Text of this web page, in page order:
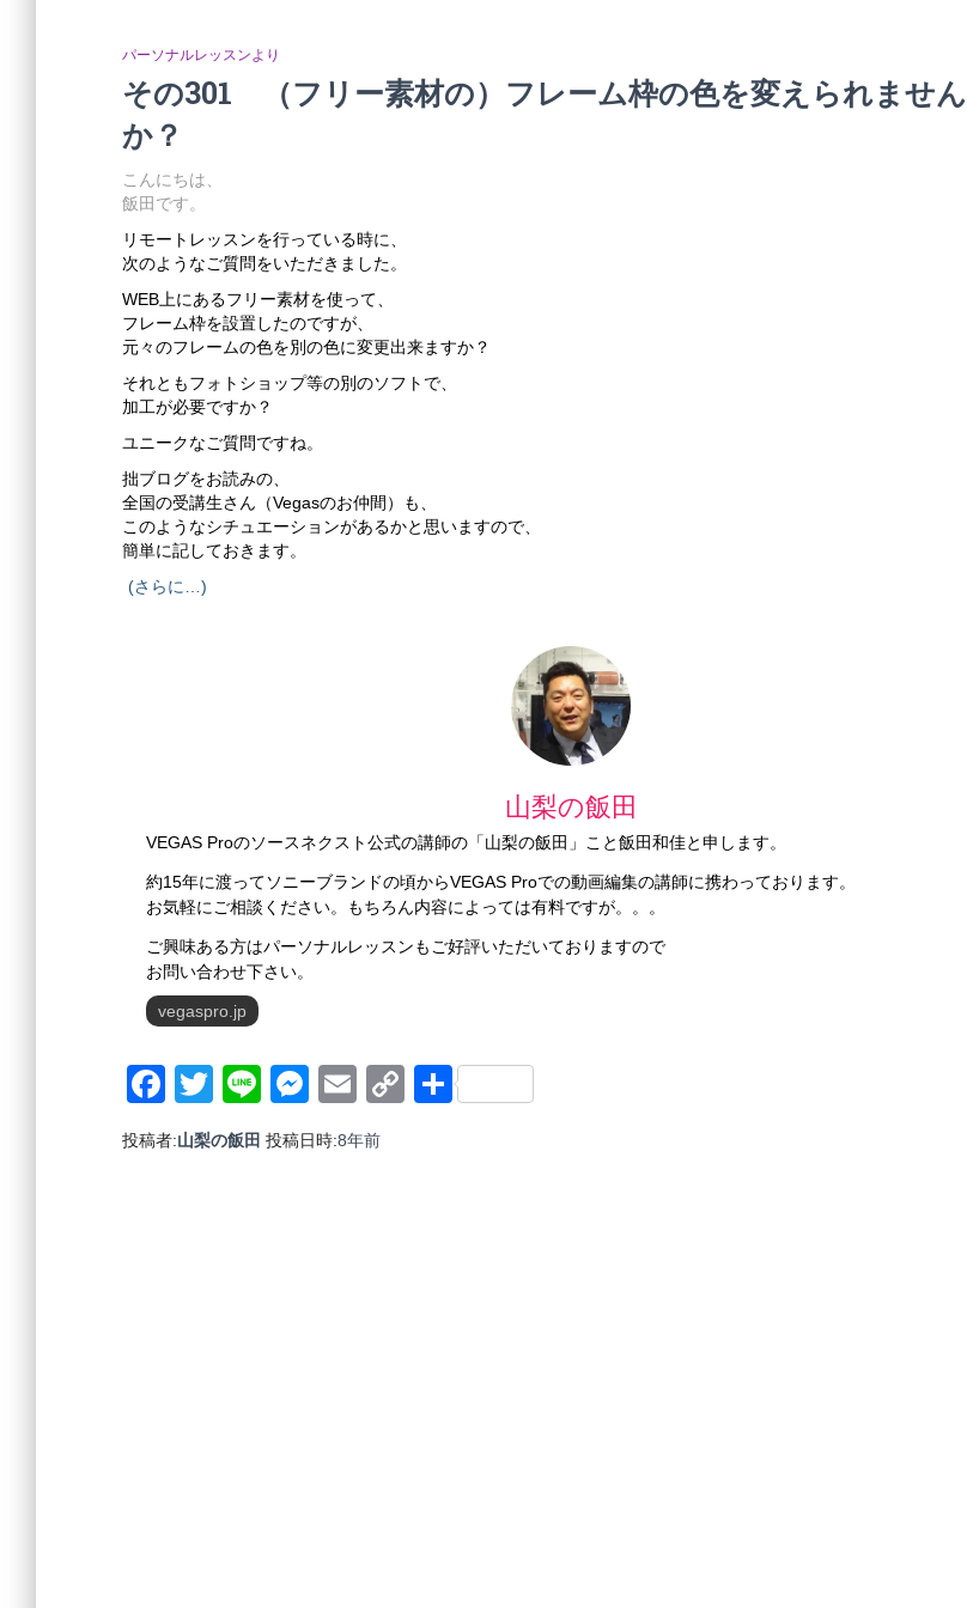
パーソナルレッスンより
その301 （フリー素材の）フレーム枠の色を変えられません
か？
こんにちは、
飯田です。
リモートレッスンを行っている時に、
次のようなご質問をいただきました。
WEB上にあるフリー素材を使って、
フレーム枠を設置したのですが、
元々のフレームの色を別の色に変更出来ますか？
それともフォトショップ等の別のソフトで、
加工が必要ですか？
ユニークなご質問ですね。
拙ブログをお読みの、
全国の受講生さん（Vegasのお仲間）も、
このようなシチュエーションがあるかと思いますので、
簡単に記しておきます。
(さらに…)
山梨の飯田
VEGAS Proのソースネクスト公式の講師の「山梨の飯田」こと飯田和佳と申します。
約15年に渡ってソニーブランドの頃からVEGAS Proでの動画編集の講師に携わっております。
お気軽にご相談ください。もちろん内容によっては有料ですが。。。
ご興味ある方はパーソナルレッスンもご好評いただいておりますので
お問い合わせ下さい。
vegaspro.jp
Facebook
Twitter
LineMessenger
EmailCopy
共
投稿者:山梨の飯田 投稿日時:8年前